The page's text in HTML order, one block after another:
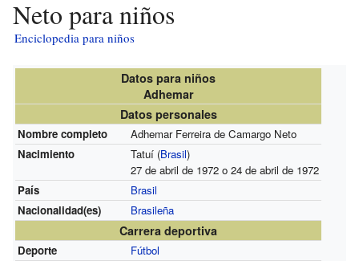
Neto para niños
Enciclopedia para niños
Datos para niños
Adhemar
Datos personales
Nombre completo
Adhemar Ferreira de Camargo Neto
Nacimiento
Tatuí (Brasil)
27 de abril de 1972 o 24 de abril de 1972
País
Brasil
Nacionalidad(es)
Brasileña
Carrera deportiva
Deporte Fútbol